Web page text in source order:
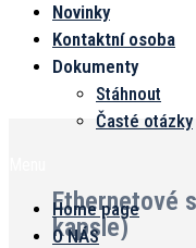
Novinky
Kontaktní osoba
Dokumenty
Stáhnout
Časté otázky
Home page
O NÁS
Ethernetové
kapsle)